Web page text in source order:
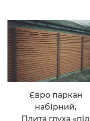
Євро паркан
набірний,
Плита глуха «під